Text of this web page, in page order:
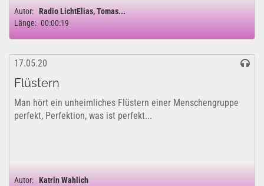
Autor: Radio LichtElias, Tomas...
Länge: 00:00:19
17.05.20
Flüstern
Man hört ein unheimliches Flüstern einer Menschengruppe
perfekt, Perfektion, was ist perfekt...
Autor: Katrin Wahlich